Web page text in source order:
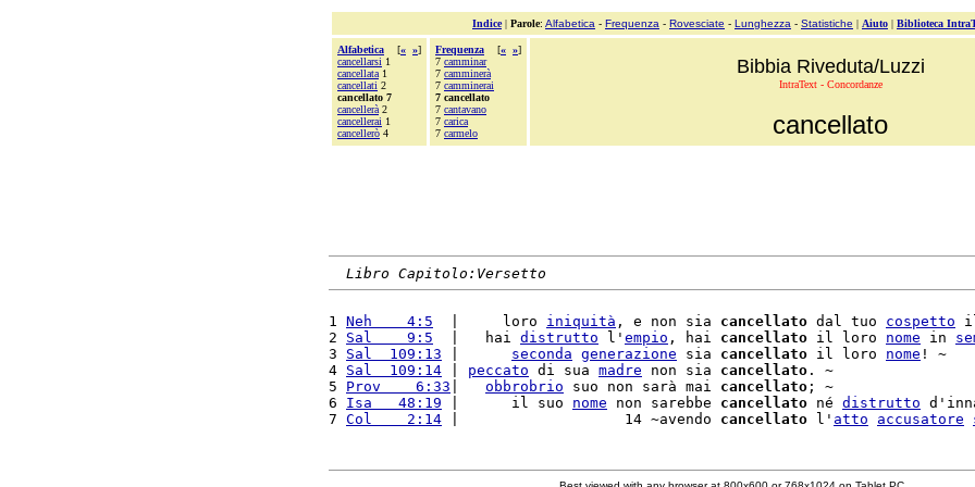
Indice| Parole: Alfabetica - Frequenza - Rovesciate - Lunghezza - Statistiche | Aiuto | Biblioteca
Alfabetica [« »]
cancellarsi 1
cancellata 1
cancellati 2
cancellato 7
cancellerà 2
cancellerai 1
cancellerò 4
Frequenza [« »]
7 camminar
7 camminerà
7 camminerai
7 cancellato
7 cantavano
7 carica
7 carmelo
Bibbia Riveduta/Luzzi
IntraText - Concordanze
cancellato
Libro Capitolo:Versetto
1 Neh    4:5
  |     loro
iniquità , e non sia cancellato dal tuo cospetto
2 Sal    9:5
  |   hai
distrutto l' empio , hai cancellato il loro nome in
3 Sal  109:13 seconda generazione sia cancellato il loro nome ! ~
4 Sal  109:14 peccato di sua madre non sia cancellato . ~
5 Prov    6:33 obbrobrio suo non sarà mai cancellato ; ~
6 Isa   48:19 |      il suo nome non sarebbe cancellato né distrutto
7 Col    2:14 |                   14 ~avendo cancellato l' atto accusatore